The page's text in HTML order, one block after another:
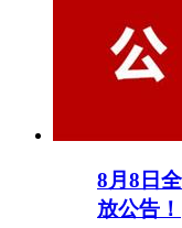
8月8日
放公告！